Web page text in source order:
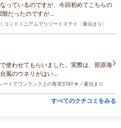
っているのですが、今回初めてこちらの
階だったのですが…
ンドミニアムでリゾートステイ〈素泊まり〉
使わせてもらいました。実際は、部原海
風のウネリがはい…
ードでワンランク上の客室STAY☆／素泊まり
すべてのクチコミをみる